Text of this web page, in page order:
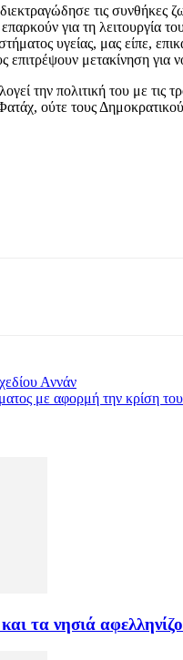
τις συνθήκες
για τη λειτουργία
υγείας, μας είπε,
επιτρέψουν μετακίνηση
την πολιτική του με
ούτε τους
Αννάν
με αφορμή την κρίση
τα νησιά